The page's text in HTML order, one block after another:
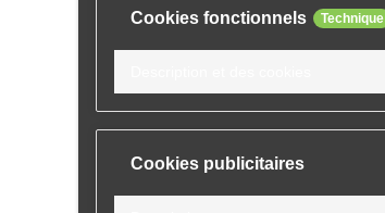
Cookies fonctionnels Technique
Cookies publicitaires